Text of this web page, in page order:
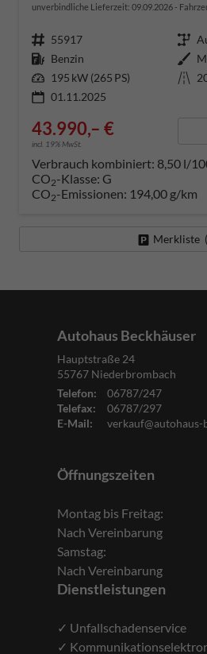
unverbindliche Lieferzeit: 09.09.2026
Fahrzeugnummer 55917 Getriebe
Kraftstoff Benzin Außenfarbe
Leistung 195 kW (265 PS) Kilometerstand
01.11.2025
43.990,– €
incl. 19% MwSt.
Verbrauch kombiniert: 8,50 l/
CO2-Klasse: G
CO2-Emissionen: 194,00 g/km
Merkliste (
Autohaus Beckhäuser
Hauptstraße 24
55767 Niederbrombach
Telefon:
06787/247
Telefax:
06787/297
E-Mail:
verkauf@autohaus-
Öffnungszeiten
Montag bis Freitag:
Nach Vereinbarung
Samstag:
Nach Vereinbarung
Dienstleistungen
✓ Unfallschadenservice
✓